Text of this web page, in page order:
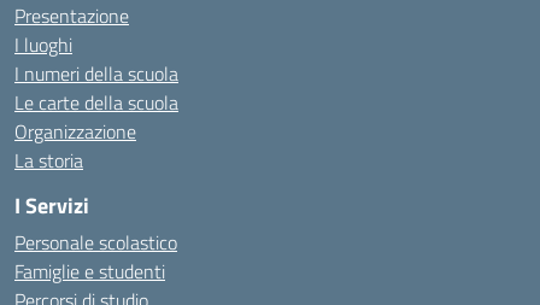
Presentazione
I luoghi
I numeri della scuola
Le carte della scuola
Organizzazione
La storia
I Servizi
Personale scolastico
Famiglie e studenti